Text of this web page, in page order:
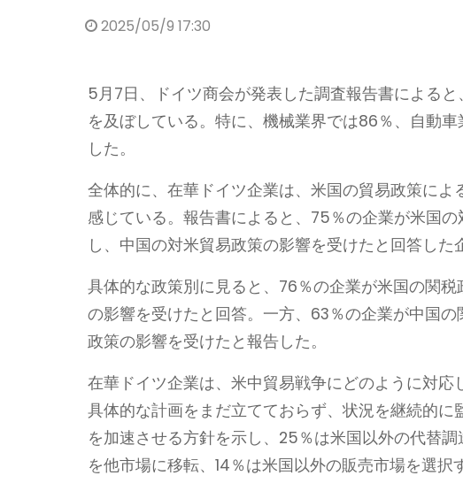
2025/05/9 17:30
5月7日、ドイツ商会が発表した調査報告書による
を及ぼしている。特に、機械業界では86％、自動
した。
全体的に、在華ドイツ企業は、米国の貿易政策に
感じている。報告書によると、75％の企業が米国
し、中国の対米貿易政策の影響を受けたと回答した
具体的な政策別に見ると、76％の企業が米国の関
の影響を受けたと回答。一方、63％の企業が中国
政策の影響を受けたと報告した。
在華ドイツ企業は、米中貿易戦争にどのように対
具体的な計画をまだ立てておらず、状況を継続的
を加速させる方針を示し、25％は米国以外の代替
を他市場に移転、14％は米国以外の販売市場を選択